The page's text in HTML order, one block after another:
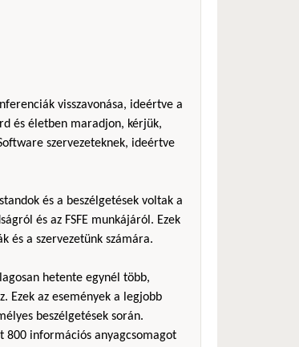
visszavonása, ideértve a
és életben maradjon, kérjük,
szervezeteknek, ideértve
és a beszélgetések voltak a
és az FSFE munkájáról. Ezek
és a szervezetünk számára.
hetente egynél több,
Ezek az események a legjobb
beszélgetések során.
800 információs anyagcsomagot